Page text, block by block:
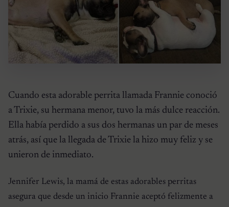
Cuando esta adorable perrita llamada Frannie conoció
a Trixie, su hermana menor, tuvo la más dulce reacción.
Ella había perdido a sus dos hermanas un par de meses
atrás, así que la llegada de Trixie la hizo muy feliz y se
unieron de inmediato.
Jennifer Lewis, la mamá de estas adorables perritas
asegura que desde un inicio Frannie aceptó felizmente a